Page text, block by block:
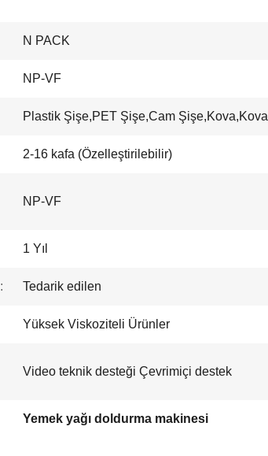
N PACK
NP-VF
Plastik Şişe,PET Şişe,Cam Şişe,Kova,Kova
2-16 kafa (Özelleştirilebilir)
NP-VF
1 Yıl
Tedarik edilen
Yüksek Viskoziteli Ürünler
Video teknik desteği Çevrimiçi destek
Yemek yağı doldurma makinesi